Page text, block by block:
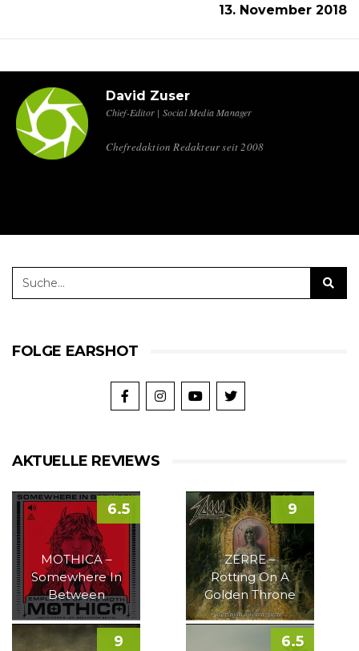
13. November 2018
David Zuser
Chief-Editor | Social Media Manager
Chefredaktion Redakteur seit 2008
FOLGE EARSHOT
AKTUELLE REVIEWS
MOTHICA –
Somewhere In
Between
6.5
ZERRE –
Rotting On A
Golden Throne
9
9 6.5